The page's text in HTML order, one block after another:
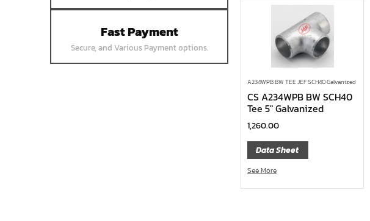
หน้าแปลนเชื่อมบอด SUS304 JEF 150P
หน้าแปลนสลิปออน SUS304 JEF 300P
SORF
Fast Payment
Secure, and Various Payment options.
A234WPB BW TEE JEF SCH40 Galvanized
CS A234WPB BW SCH40
Tee 5″ Galvanized
1,260.00
Data Sheet
See More